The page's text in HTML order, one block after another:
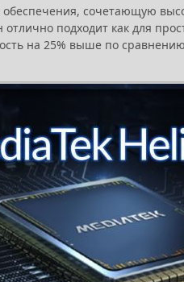
сочетающую
подходит как для
на 25% выше по